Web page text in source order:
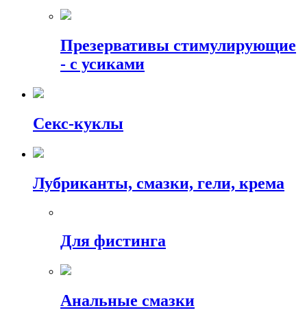
Презервативы стимулирующие
- с усиками
Секс-куклы
Лубриканты, смазки, гели, крема
Для фистинга
Анальные смазки